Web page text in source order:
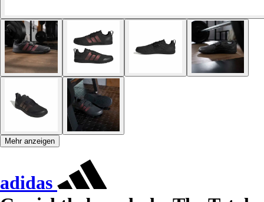
Mehr anzeigen
adidas